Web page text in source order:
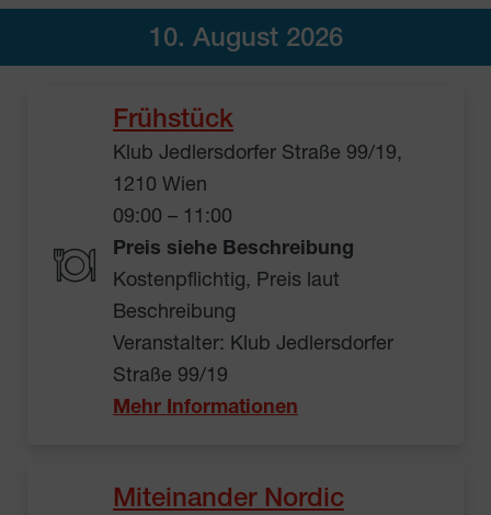
10. August 2026
Frühstück
Klub Jedlersdorfer Straße 99/19,
1210 Wien
09:00 – 11:00
Preis siehe Beschreibung
Kostenpflichtig, Preis laut
Beschreibung
Veranstalter: Klub Jedlersdorfer
Straße 99/19
Mehr Informationen
Miteinander Nordic